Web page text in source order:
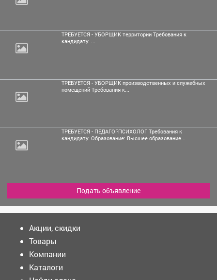
ТРЕБУЕТСЯ - УБОРЩИК территории Требования к
кандидату: ...
ТРЕБУЕТСЯ - УБОРЩИК производственных и служебных
помещений Требования к...
ТРЕБУЕТСЯ - ПЕДАГОГ-ПСИХОЛОГ Требования к
кандидату: Образование: Высшее образование...
Подать объявление
Акции, скидки
Товары
Компании
Каталоги